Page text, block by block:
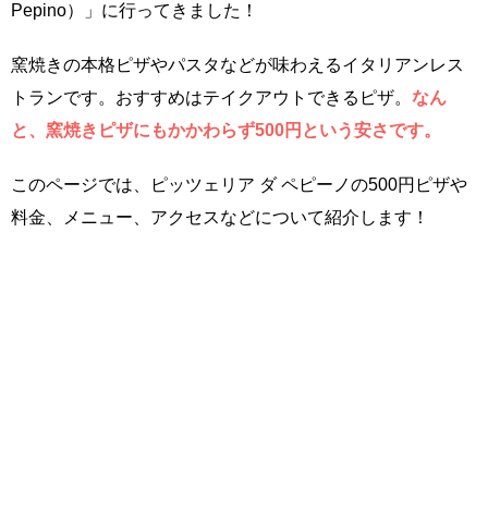
Pepino）」に行ってきました！
窯焼きの本格ピザやパスタなどが味わえるイタリアンレス
トランです。おすすめはテイクアウトできるピザ。 なん
と、窯焼きピザにもかかわらず500円という安さです。
このページでは、ピッツェリア ダ ペピーノの500円ピザや
料金、メニュー、アクセスなどについて紹介します！